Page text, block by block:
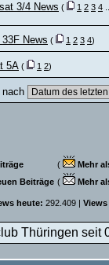
3/4 News ( 1 2 3 4
News ( 1 2 3 4)
5A ( 1 2)
(
Mehr
Beiträge ( Mehr
heute: 292.409 |
Thüringen seit